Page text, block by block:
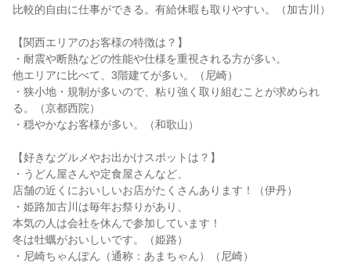
比較的自由に仕事ができる。有給休暇も取りやすい。（加古川）
【関西エリアのお客様の特徴は？】
・耐震や断熱などの性能や仕様を重視される方が多い。
他エリアに比べて、3階建てが多い。（尼崎）
・狭小地・規制が多いので、粘り強く取り組むことが求められ
る。（京都西院）
・穏やかなお客様が多い。（和歌山）
【好きなグルメやお出かけスポットは？】
・うどん屋さんや定食屋さんなど、
店舗の近くにおいしいお店がたくさんあります！（伊丹）
・姫路加古川は毎年お祭りがあり、
本気の人は会社を休んで参加しています！
冬は牡蠣がおいしいです。（姫路）
・尼崎ちゃんぽん（通称：あまちゃん）（尼崎）